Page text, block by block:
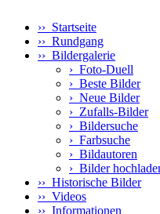
›› Startseite
›› Rundgang
›› Bildergalerie
› Foto-Duell
› Beste Bilder
› Neue Bilder
› Zufalls-Bilder
› Bildersuche
› Farbsuche
› Bildautoren
› Bilder
›› Historische Bilder
›› Videos
›› Informationen